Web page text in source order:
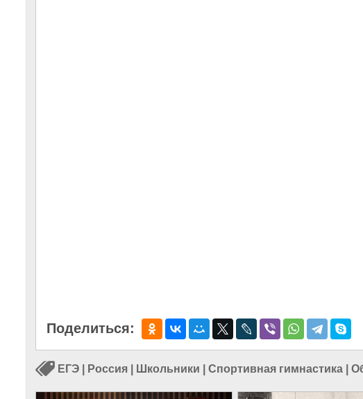
Поделиться:
ЕГЭ Россия Школьники Спортивная гимнастика